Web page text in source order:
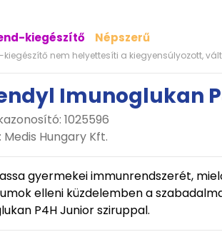
kiegészítő Népszerű
kiegészítő nem helyettesíti a kiegyensúlyozott,
Imunoglukan
1025596
Medis Hungary Kft.
gyermekei immunrendszerét,
elleni küzdelemben a
P4H Junior sziruppal.